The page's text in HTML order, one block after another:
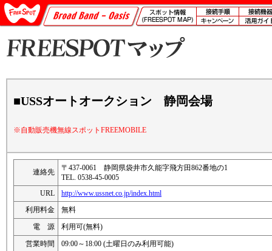
■USSオートオークション 静岡会場
※自動販売機無線スポットFREEMOBILE
連絡先
〒437-0061 静岡県袋井市久能字飛方田862番地の1
TEL. 0538-45-0005
URL
http://www.ussnet.co.jp/index.html
利用料金
無料
電 源
利用可(無料)
営業時間
09:00～18:00 (土曜日のみ利用可能)